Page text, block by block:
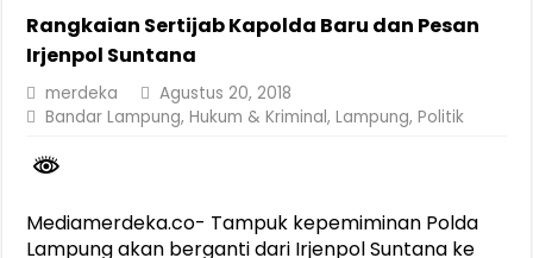
Berkontribusi terhadap Keselamatan dan Mobilitas Masyarakat,
Pemprov Lampung Dukung Penuh Lampung Financial Festival,
Pengesahan Raperda APBD 2025 Jadi Langkah Penguatan
Ketua PMI Provinsi Lampung Lantik Pengurus PMI Lampung
Rangkaian Sertijab Kapolda Baru dan Pesan
Irjenpol Suntana
merdeka
Agustus 20, 2018
Bandar Lampung,Hukum & Kriminal,Lampung,Politik
Mediamerdeka.co- Tampuk kepemiminan Polda
Lampung akan berganti dari Irjenpol Suntana ke